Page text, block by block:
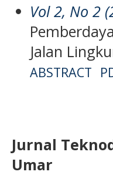
Vol 2, No 2
Jalan
ABSTRACT
Jurnal
Umar